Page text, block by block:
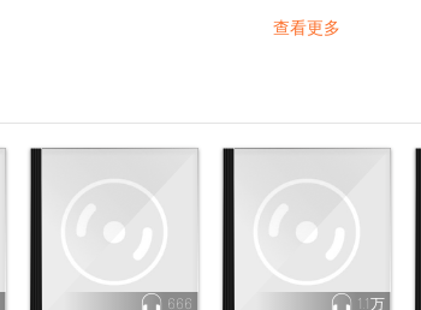
查看更多
666 1.1万